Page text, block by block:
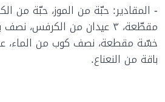
- المقادير: حبّة من الموز، حبّة من
مقطّعة، ٣ عيدان من الكرفس،
خسّة مقطعة، نصف كوب من الماء،
باقة من النعناع.